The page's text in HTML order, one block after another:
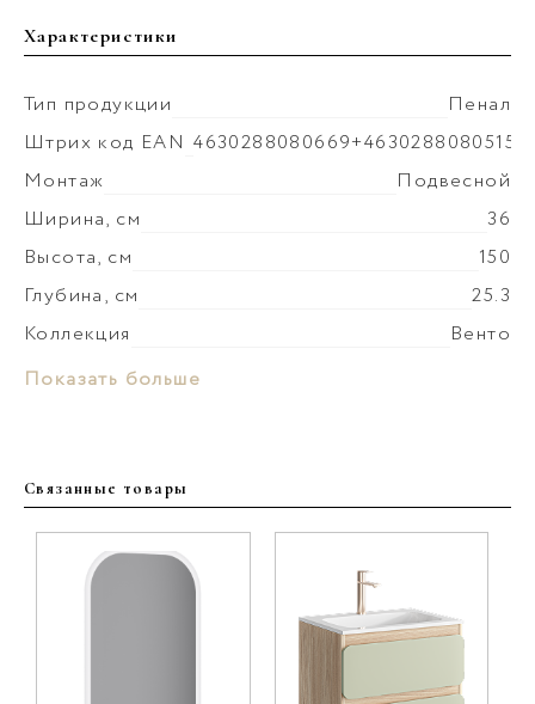
Характеристики
Тип продукции
Пенал
Штрих код EAN 4630288080669+4630288080515
Монтаж
Подвесной
Ширина, см
36
Высота, см
150
Глубина, см
25.3
Коллекция
Венто
Материал корпуса
Покрытие фасада
Вес мебели, кг
Показать больше
Связанные товары